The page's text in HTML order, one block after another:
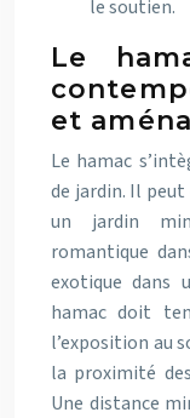
le soutien.
Le
et
Le hamac
de jardin. Il peut
un jardin
romantique
exotique dans
hamac doit
l’exposition au
la proximité
Une distance